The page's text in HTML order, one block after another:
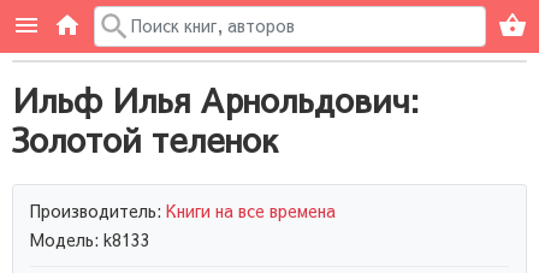
Ильф Илья Арнольдович:
Золотой теленок
Производитель: Книги на все времена
Модель: k8133